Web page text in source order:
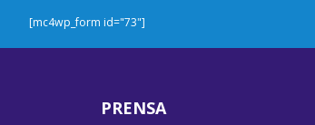
[mc4wp_form id="73"]
PRENSA